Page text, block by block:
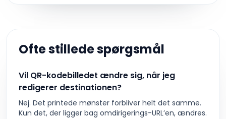
Ofte stillede spørgsmål
Vil QR-kodebilledet ændre sig, når jeg
redigerer destinationen?
Nej. Det printede mønster forbliver helt det samme.
Kun det, der ligger bag omdirigerings-URL’en, ændres.